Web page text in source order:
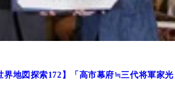
界地図探索172】「高市幕府≒三代将軍家光